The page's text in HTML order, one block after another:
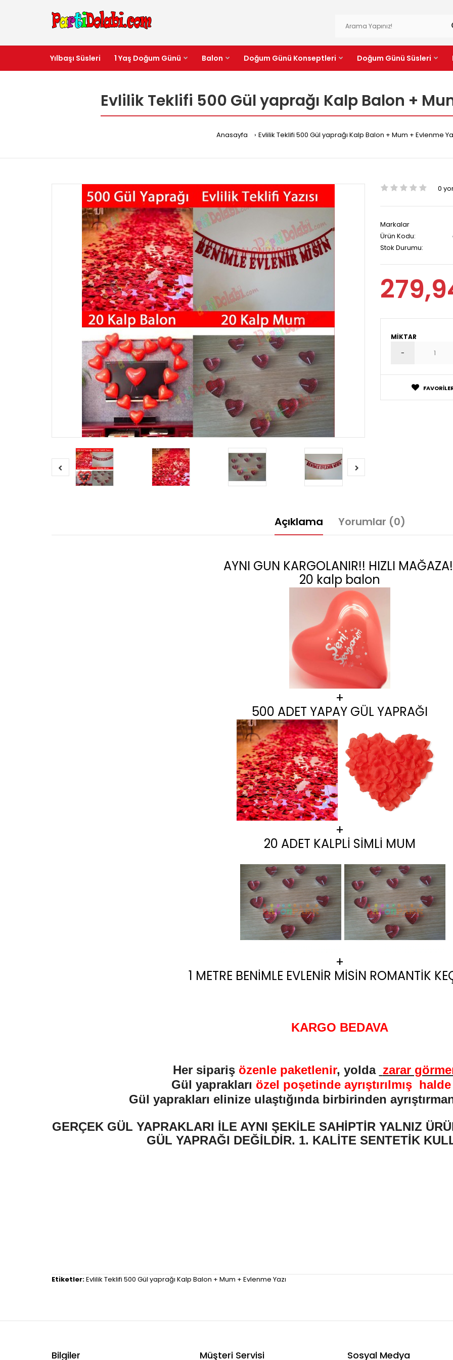
Yılbaşı Süsleri 1 Yaş Doğum Günü Balon Doğum Günü Konseptleri Doğum Günü Süsleri
Evlilik Teklifi 500 Gül yaprağı Kalp Balon +
Anasayfa Evlilik Teklifi 500 Gül yaprağı Kalp Balon + Mum + Evlenme
0
Markalar
Ürün Kodu:
Stok Durumu:
MIKTAR
Açıklama Yorumlar (0)
AYNI GUN KARGOLANIR!! HIZLI
20 kalp balon
+
500 ADET YAPAY GÜL YAPRAĞI
+
20 ADET KALPLİ SİMLİ MUM
+
1 METRE BENİMLE EVLENİR MİSİN ROMANTİK
KARGO BEDAVA
Her sipariş özenle paketlenir, yolda zarar
Gül yaprakları özel poşetinde ayrıştırılmış
Gül yaprakları elinize ulaştığında birbirinden
GERÇEK GÜL YAPRAKLARI İLE AYNI ŞEKİLE SAHİPTİR YALNIZ
GÜL YAPRAĞI DEĞİLDİR. 1. KALİTE SENTETİK
Etiketler:Evlilik Teklifi 500 Gül yaprağı Kalp Balon + Mum + Evlenme Yazı
Bilgiler Müşteri Servisi Sosyal Medya